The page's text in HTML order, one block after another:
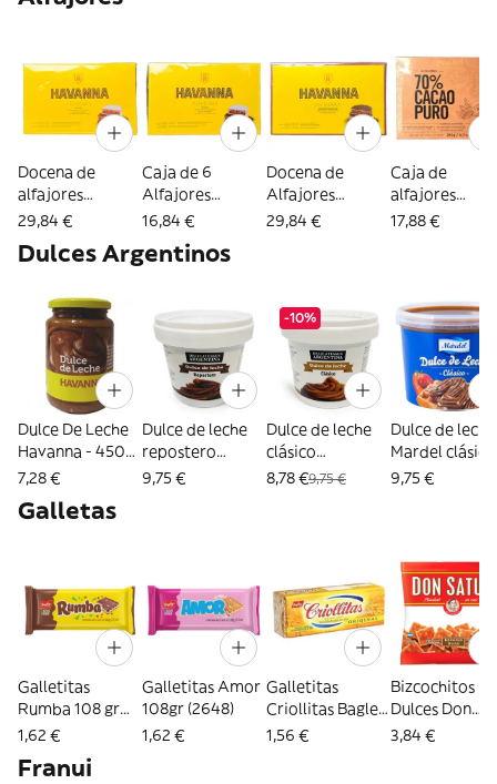
Docena de
alfajores
Havanna mixtos
29,84 €
Caja de 6
Alfajores
Havanna mixtos
(2293)
16,84 €
Docena de
Alfajores
Havanna
29,84 €
Caja de
alfajores
Havanna 70%
17,88 €
Dulces Argentinos
Dulce De Leche
Havanna - 450
gr (2300)
7,28 €
Dulce de leche
repostero
Delicatessen
9,75 €
-10%
Dulce de leche
clásico
Delicatessen
8,78 €9,75 €
Dulce de leche
Mardel clásico
1kg (2913)
9,75 €
Galletas
Galletitas
Rumba 108 gr
(2647)
1,62 €
Galletitas Amor
108gr (2648)
1,62 €
Galletitas
Criollitas Bagley
100Gr (2649)
1,56 €
Bizcochitos
Dulces Don
Satur (2990)
3,84 €
Franui